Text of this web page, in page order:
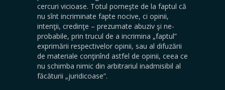
cercuri vicioase. Totul porneşte de la faptul că
nu sînt incriminate fapte nocive, ci opinii,
intenţii, credinţe – prezumate abuziv şi ne-
probabile, prin trucul de a incrimina „faptul”
exprimării respectivelor opinii, sau al difuzării
de materiale conţinînd astfel de opinii, ceea ce
nu schimba nimic din arbitrariul inadmisibil al
făcăturii „juridicoase”.